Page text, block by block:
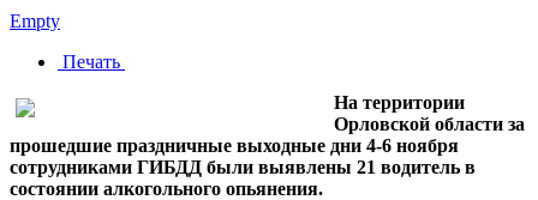
Empty
Печать
На территории
Орловской области за
прошедшие праздничные выходные дни 4-6 ноября
сотрудниками ГИБДД были выявлены 21 водитель в
состоянии алкогольного опьянения.